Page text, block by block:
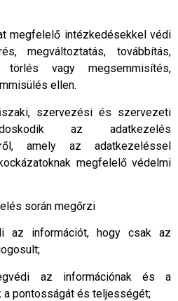
megfelelő intézkedésekkel védi
megváltoztatás, továbbítás,
törlés vagy megsemmisítés,
ellen.
szervezési és szervezeti
az adatkezelés
amely az adatkezeléssel
megfelelő védelmi
során megőrzi
az információt, hogy csak az
az információnak és a
pontosságát és teljességét;